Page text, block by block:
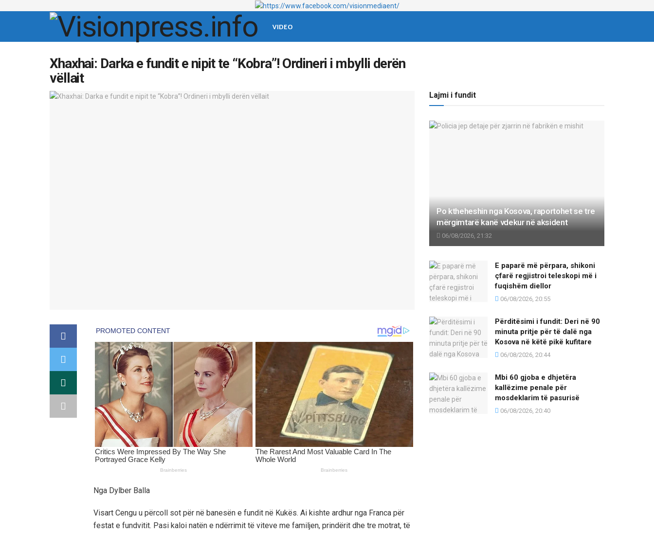
LAJMET E FUNDIT SPORT SHOWBIZ
VIDEO
Xhaxhai: Darka e fundit e nipit te “Kobra”! Ordineri i mbylli derën
vëllait
Nga Dylber Balla
Visart Cengu u përcoll sot për në banesën e fundit në Kukës. Ai kishte ardhur nga Franca për
festat e fundvitit. Pasi kaloi natën e ndërrimit të viteve me familjen, prindërit dhe tre motrat, të
Lajmi i fundit
Po ktheheshin nga Kosova, raportohet se tre
mërgimtarë kanë vdekur në aksident
06/08/2026, 21:32
E paparë më përpara, shikoni
çfarë regjistroi teleskopi më i
fuqishëm diellor
06/08/2026, 20:55
Përditësimi i fundit: Deri në 90
minuta pritje për të dalë nga
Kosova në këtë pikë kufitare
06/08/2026, 20:44
Mbi 60 gjoba e dhjetëra
kallëzime penale për
mosdeklarim të pasurisë
06/08/2026, 20:40